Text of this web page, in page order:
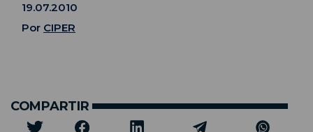
19.07.2010
Por CIPER
COMPARTIR